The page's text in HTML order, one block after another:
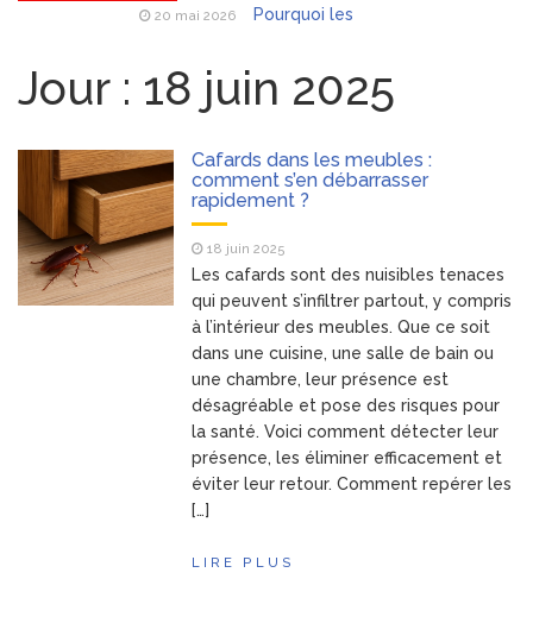
20 mai 2026
Pourquoi les
marque au meilleur prix
séduisent autant les
18 mai 2026
: obtenir et maintenir son
autorisation
8 avril 2026
publicitaires : un atout
stratégique pour les
entreprises
25 mars 2026
Pourquoi la
bague de mariage se porte-
t-elle à l’annulaire ?
25 mars 2026
Financière
Lafarge : L’Alliance de la
puissance industrielle et de
l’investissement d’avenir
24 mars 2026
Informé Sans Se Perdre
Jour : 18 juin 2025
Cafards dans les meubles :
comment s’en débarrasser
rapidement ?
18 juin 2025
Les cafards sont des nuisibles tenaces
qui peuvent s’infiltrer partout, y compris
à l’intérieur des meubles. Que ce soit
dans une cuisine, une salle de bain ou
une chambre, leur présence est
désagréable et pose des risques pour
la santé. Voici comment détecter leur
présence, les éliminer efficacement et
éviter leur retour. Comment repérer les
[…]
LIRE PLUS